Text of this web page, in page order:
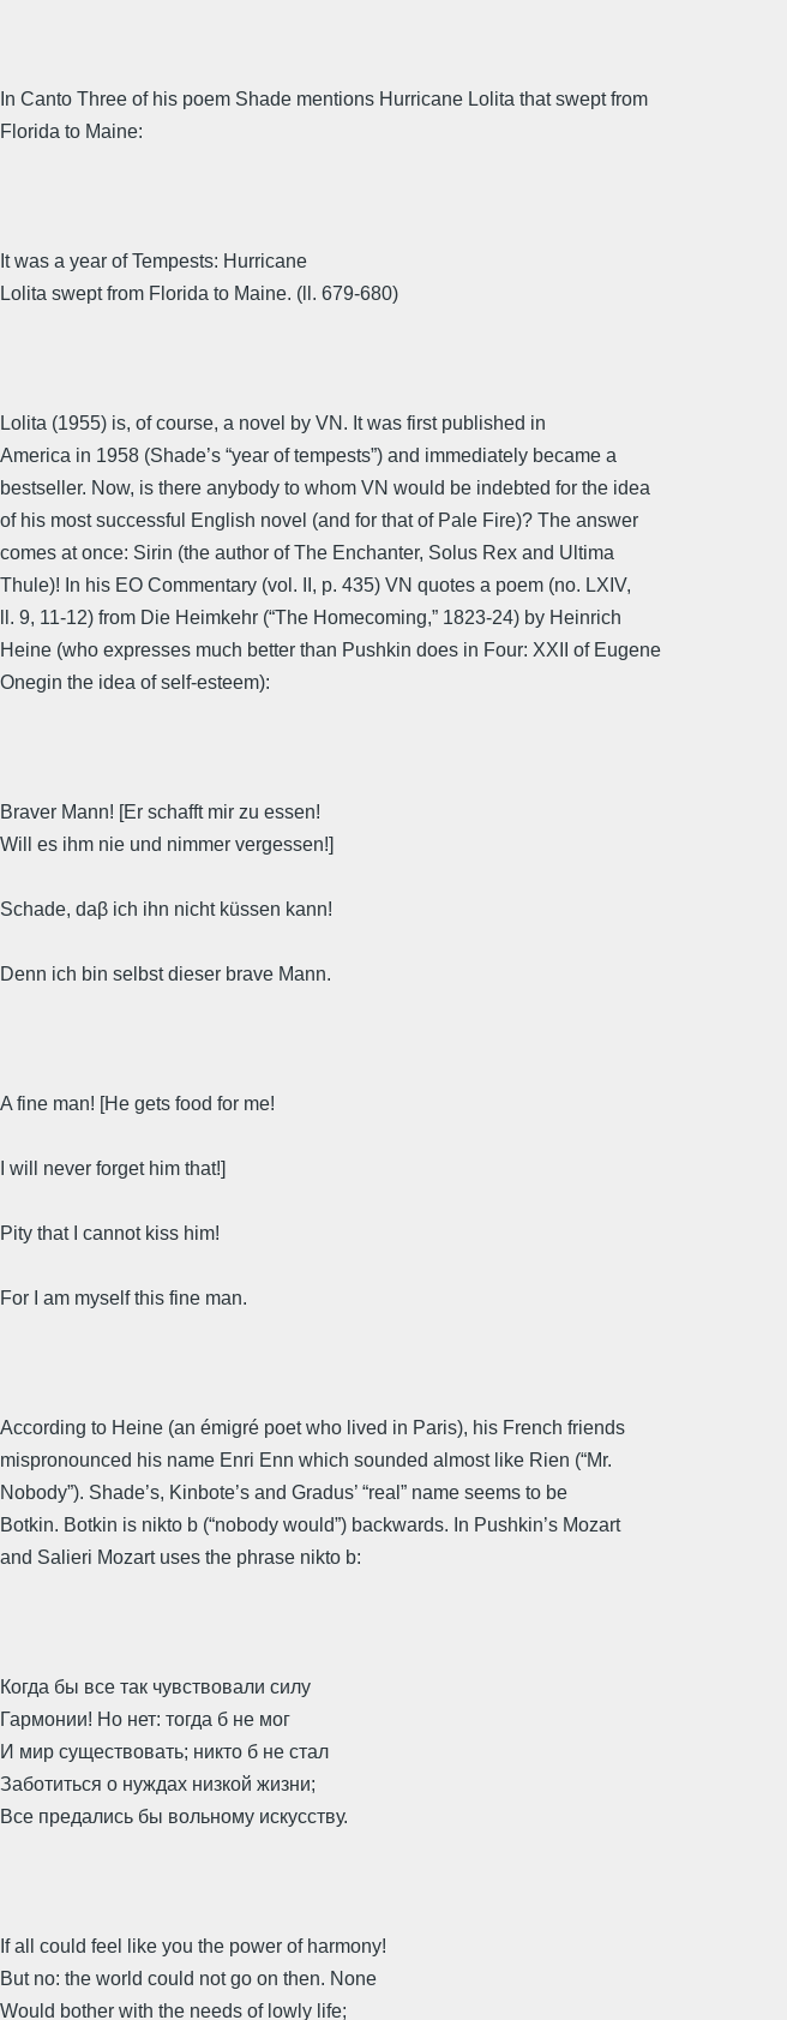
In Canto Three of his poem Shade mentions Hurricane Lolita that swept from
Florida to Maine:
It was a year of Tempests: Hurricane
Lolita swept from Florida to Maine. (ll. 679-680)
Lolita (1955) is, of course, a novel by VN. It was first published in
America in 1958 (Shade’s “year of tempests”) and immediately became a
bestseller. Now, is there anybody to whom VN would be indebted for the idea
of his most successful English novel (and for that of Pale Fire)? The answer
comes at once: Sirin (the author of The Enchanter, Solus Rex and Ultima
Thule)! In his EO Commentary (vol. II, p. 435) VN quotes a poem (no. LXIV,
ll. 9, 11-12) from Die Heimkehr (“The Homecoming,” 1823-24) by Heinrich
Heine (who expresses much better than Pushkin does in Four: XXII of Eugene
Onegin the idea of self-esteem):
Braver Mann! [Er schafft mir zu essen!
Will es ihm nie und nimmer vergessen!]
Schade, daβ ich ihn nicht küssen kann!
Denn ich bin selbst dieser brave Mann.
A fine man! [He gets food for me!
I will never forget him that!]
Pity that I cannot kiss him!
For I am myself this fine man.
According to Heine (an émigré poet who lived in Paris), his French friends
mispronounced his name Enri Enn which sounded almost like Rien (“Mr.
Nobody”). Shade’s, Kinbote’s and Gradus’ “real” name seems to be
Botkin. Botkin is nikto b (“nobody would”) backwards. In Pushkin’s Mozart
and Salieri Mozart uses the phrase nikto b:
Когда бы все так чувствовали силу
Гармонии! Но нет: тогда б не мог
И мир существовать; никто б не стал
Заботиться о нуждах низкой жизни;
Все предались бы вольному искусству.
If all could feel like you the power of harmony!
But no: the world could not go on then. None
Would bother with the needs of lowly life;